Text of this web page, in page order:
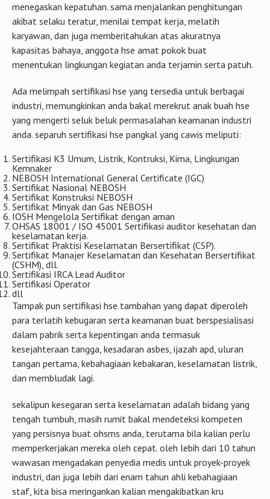
menegaskan kepatuhan. sama menjalankan penghitungan
akibat selaku teratur, menilai tempat kerja, melatih
karyawan, dan juga memberitahukan atas akuratnya
kapasitas bahaya, anggota hse amat pokok buat
menentukan lingkungan kegiatan anda terjamin serta patuh.
Ada melimpah sertifikasi hse yang tersedia untuk berbagai
industri, memungkinkan anda bakal merekrut anak buah hse
yang mengerti seluk beluk permasalahan keamanan industri
anda. separuh sertifikasi hse pangkal yang cawis meliputi:
Sertifikasi K3 Umum, Listrik, Kontruksi, Kima, Lingkungan
Kemnaker
NEBOSH International General Certificate (IGC)
Sertifikat Nasional NEBOSH
Sertifikat Konstruksi NEBOSH
Sertifikat Minyak dan Gas NEBOSH
IOSH Mengelola Sertifikat dengan aman
OHSAS 18001 / ISO 45001 Sertifikasi auditor kesehatan dan
keselamatan kerja.
Sertifikat Praktisi Keselamatan Bersertifikat (CSP).
Sertifikat Manajer Keselamatan dan Kesehatan Bersertifikat
(CSHM), dll.
Sertifikasi IRCA Lead Auditor
Sertifikasi Operator
dll
Tampak pun sertifikasi hse tambahan yang dapat diperoleh
para terlatih kebugaran serta keamanan buat berspesialisasi
dalam pabrik serta kepentingan anda termasuk
kesejahteraan tangga, kesadaran asbes, ijazah apd, uluran
tangan pertama, kebahagiaan kebakaran, keselamatan listrik,
dan membludak lagi.
sekalipun kesegaran serta keselamatan adalah bidang yang
tengah tumbuh, masih rumit bakal mendeteksi kompeten
yang persisnya buat ohsms anda, terutama bila kalian perlu
memperkerjakan mereka oleh cepat. oleh lebih dari 10 tahun
wawasan mengadakan penyedia medis untuk proyek-proyek
industri, dan juga lebih dari enam tahun ahli kebahagiaan
staf, kita bisa meringankan kalian mengakibatkan kru